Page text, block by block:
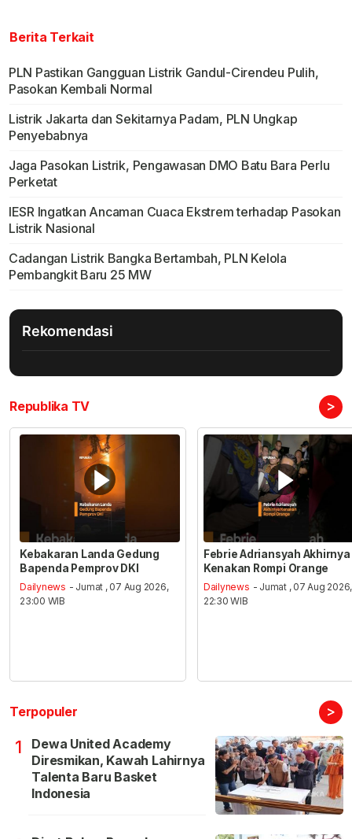
Berita Terkait
PLN Pastikan Gangguan Listrik Gandul-Cirendeu Pulih,
Pasokan Kembali Normal
Listrik Jakarta dan Sekitarnya Padam, PLN Ungkap
Penyebabnya
Jaga Pasokan Listrik, Pengawasan DMO Batu Bara Perlu
Perketat
IESR Ingatkan Ancaman Cuaca Ekstrem terhadap Pasokan
Listrik Nasional
Cadangan Listrik Bangka Bertambah, PLN Kelola
Pembangkit Baru 25 MW
Rekomendasi
Republika TV >
Kebakaran Landa Gedung
Bapenda Pemprov DKI
Dailynews - Jumat , 07 Aug 2026,
23:00 WIB
Febrie Adriansyah Akhirnya
Kenakan Rompi Orange
Dailynews - Jumat , 07 Aug 2026,
22:30 WIB
Terpopuler >
1
Dewa United Academy
Diresmikan, Kawah Lahirnya
Talenta Baru Basket
Indonesia